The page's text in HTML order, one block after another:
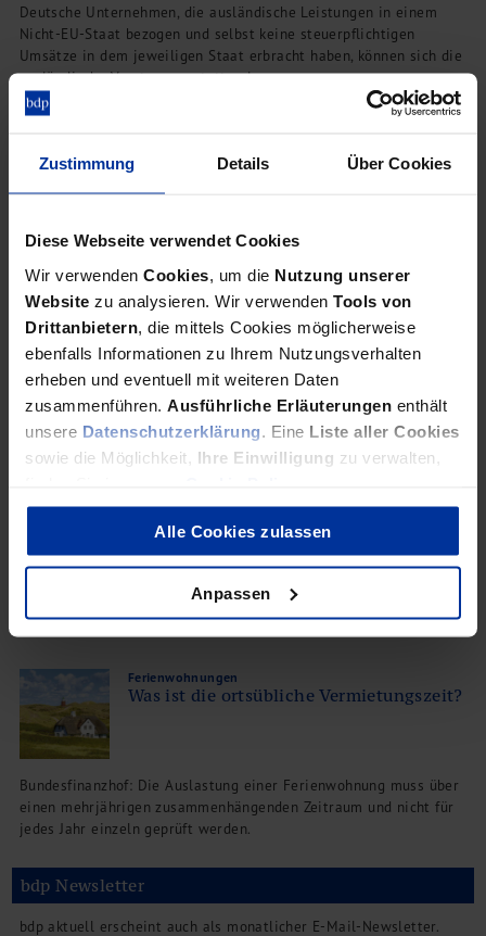
Zustimmung Details Über Cookies
Diese Webseite verwendet Cookies
Wir verwenden Cookies , um die Nutzung unserer
Website zu analysieren. Wir verwenden Tools von
Drittanbietern , die mittels Cookies möglicherweise
ebenfalls Informationen zu Ihrem Nutzungsverhalten
erheben und eventuell mit weiteren Daten
zusammenführen. Ausführliche Erläuterungen enthält
unsere Datenschutzerklärung . Eine Liste aller Cookies
sowie die Möglichkeit, Ihre Einwilligung zu verwalten,
Alle Cookies zulassen
Anpassen
Deutsche Unternehmen, die ausländische Leistungen in einem
Nicht-EU-Staat bezogen und selbst keine steuerpflichtigen
Umsätze in dem jeweiligen Staat erbracht haben, können sich die
ausländische Vorsteuer erstatten lassen.
Houses zugrunde gelegt? Antwort der Finanzverwaltung: Es kommt
darauf an.
Veräußerungsgewinne
Überlassung an die Eltern
Nutzung zu eigenen Wohnzwecken anzusehen
Ferienwohnungen
Was ist die ortsübliche Vermietungszeit?
Bundesfinanzhof: Die Auslastung einer Ferienwohnung muss über
einen mehrjährigen zusammenhängenden Zeitraum und nicht für
jedes Jahr einzeln geprüft werden.
bdp Newsletter
bdp aktuell erscheint auch als monatlicher E-Mail-Newsletter.